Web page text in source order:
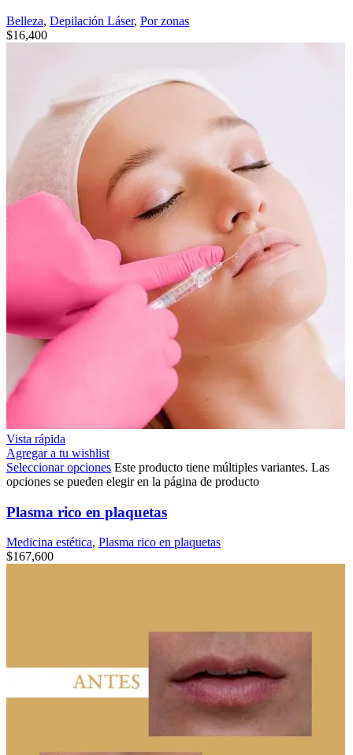
Belleza, Depilación Láser, Por zonas
$16,400
Vista rápida
Agregar a tu wishlist
Seleccionar opciones Este producto tiene múltiples variantes. Las
opciones se pueden elegir en la página de producto
Plasma rico en plaquetas
Medicina estética, Plasma rico en plaquetas
$167,600